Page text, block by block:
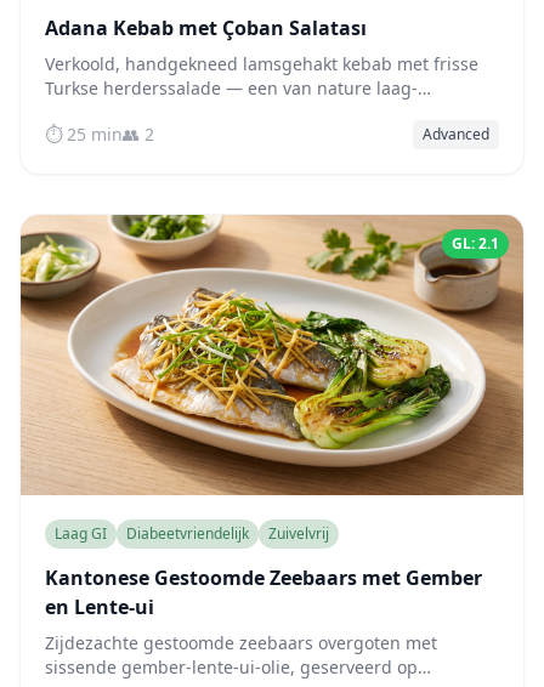
Adana Kebab met Çoban Salatası
Verkoold, handgekneed lamsgehakt kebab met frisse
Turkse herderssalade — een van nature laag-
bloedsuikerspiegel na de maaltijd stabiel te houden.
⏱️ 25 min👥 2 Advanced
GL: 2.1
Laag GI Diabeetvriendelijk Zuivelvrij
Kantonese Gestoomde Zeebaars met Gember
en Lente-ui
Zijdezachte gestoomde zeebaars overgoten met
sissende gember-lente-ui-olie, geserveerd op